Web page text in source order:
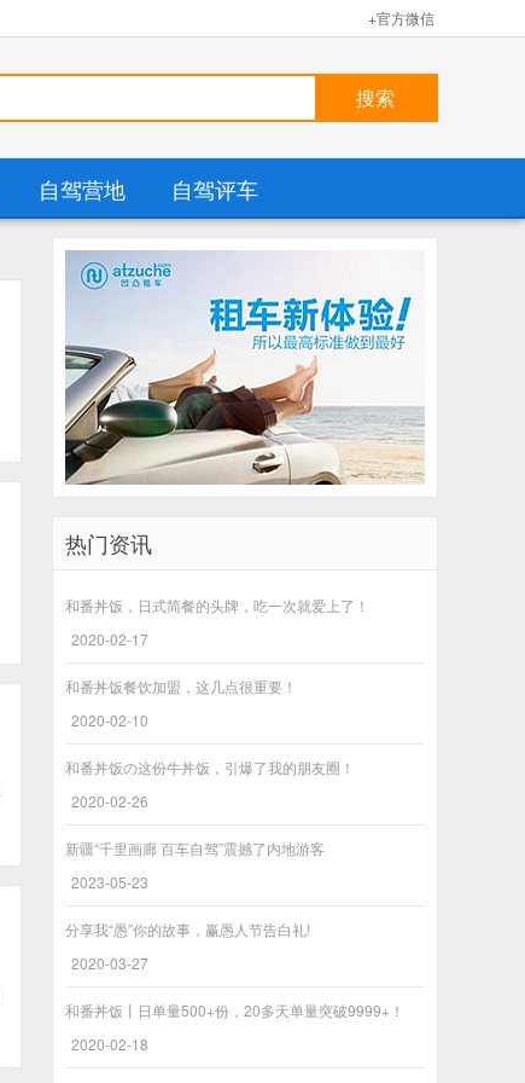
+官方微信
自驾营地 自驾评车
热门资讯
和番丼饭，日式简餐的头牌，吃一次就爱上了！
2020-02-17
和番丼饭餐饮加盟，这几点很重要！
2020-02-10
和番丼饭の这份牛丼饭，引爆了我的朋友圈！
2020-02-26
新疆“千里画廊 百车自驾”震撼了内地游客
2023-05-23
分享我“愚”你的故事，赢愚人节告白礼!
2020-03-27
和番丼饭丨日单量500+份，20多天单量突破9999+！
2020-02-18